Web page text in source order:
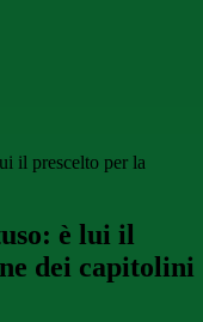
il prescelto per la
è lui il
dei capitolini